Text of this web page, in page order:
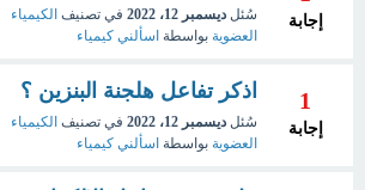
إجابة سُئل ديسمبر 12، 2022 في تصنيف الكيمياء
العضوية بواسطة اسألني كيمياء
1
إجابة
اذكر تفاعل هلجنة البنزين ؟
سُئل ديسمبر 12، 2022 في تصنيف الكيمياء
العضوية بواسطة اسألني كيمياء